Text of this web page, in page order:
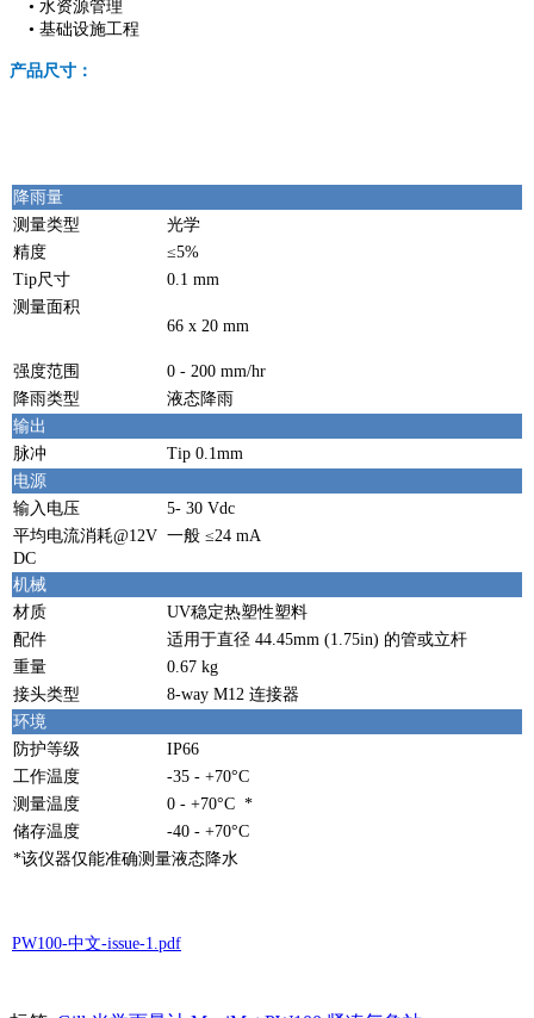
• 水资源管理
• 基础设施工程
产品尺寸：
降雨量
测量类型
光学
精度
≤5%
Tip尺寸
0.1 mm
测量面积
66 x 20 mm
强度范围
0 - 200 mm/hr
降雨类型
液态降雨
输出
脉冲
Tip 0.1mm
电源
输入电压
5- 30 Vdc
平均电流消耗@12V
DC
一般 ≤24 mA
机械
材质
UV稳定热塑性塑料
配件
适用于直径 44.45mm (1.75in) 的管或立杆
重量
0.67 kg
接头类型
8-way M12 连接器
环境
防护等级
IP66
工作温度
-35 - +70°C
测量温度
0 - +70°C *
储存温度
-40 - +70°C
*该仪器仅能准确测量液态降水
PW100-中文-issue-1.pdf